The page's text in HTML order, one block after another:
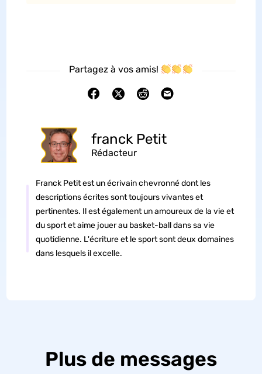
Partagez à vos amis!
franck Petit
Rédacteur
Franck Petit est un écrivain chevronné dont les
descriptions écrites sont toujours vivantes et
pertinentes. Il est également un amoureux de la vie et
du sport et aime jouer au basket-ball dans sa vie
quotidienne. L'écriture et le sport sont deux domaines
dans lesquels il excelle.
Plus de messages